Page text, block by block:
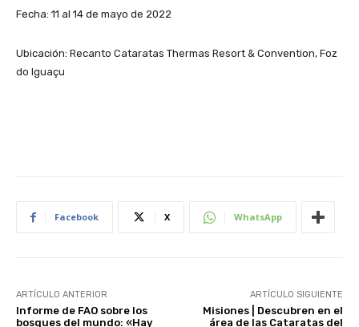
Fecha: 11 al 14 de mayo de 2022
Ubicación: Recanto Cataratas Thermas Resort & Convention, Foz
do Iguaçu
Facebook X WhatsApp
ARTÍCULO ANTERIOR
Informe de FAO sobre los
bosques del mundo: «Hay
ARTÍCULO SIGUIENTE
Misiones | Descubren en el
área de las Cataratas del